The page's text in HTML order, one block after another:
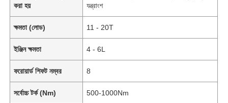
করা হয়
যন্ত্রাংশ
ক্ষমতা (লোড) 11 - 20T
ইঞ্জিন ক্ষমতা 4 - 6L
ফরোয়ার্ড শিফট নম্বর 8
সর্বোচ্চ টর্ক (Nm) 500-1000Nm